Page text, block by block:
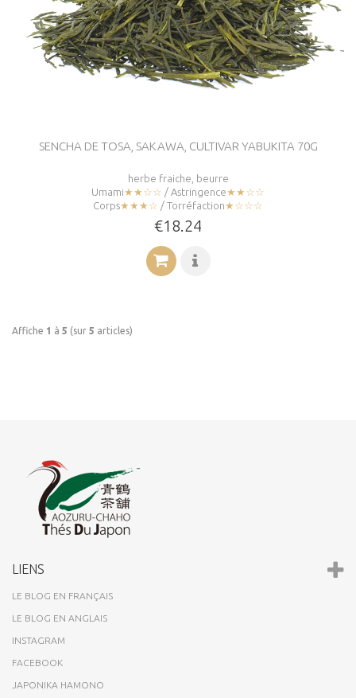
SENCHA DE TOSA, SAKAWA, CULTIVAR YABUKITA 70G
herbe fraiche, beurre
Umami★★☆☆ / Astringence★★☆☆
Corps★★★☆ / Torréfaction★☆☆☆
€18.24
Affiche 1 à 5 (sur 5 articles)
LIENS
LE BLOG EN FRANÇAIS
LE BLOG EN ANGLAIS
INSTAGRAM
FACEBOOK
JAPONIKA HAMONO